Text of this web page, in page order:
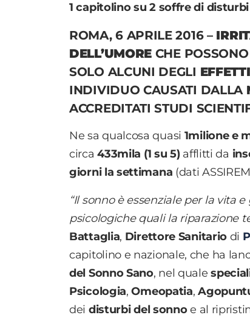
1 capitolino su 2 soffre di
ROMA, 6 APRILE 2016–
DELL’UMORE CHE
SOLO ALCUNI DEGLI
INDIVIDUO CAUSATI DALLA
ACCREDITATI STUDI
Ne sa qualcosa quasi 1milione e
circa433mila (1 su 5) afflitti da
giorni la settimana (dati
“Il sonno è essenziale per la vita
psicologiche quali la riparazione
Battaglia, Direttore Sanitario di
capitolino e nazionale, che ha
del Sonno Sano, nel quale
Psicologia,Omeopatia,
dei disturbi del sonnoe al